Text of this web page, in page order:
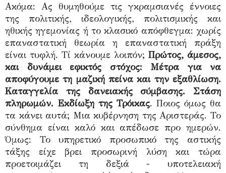
Ακόμα: Ας θυμηθούμε τις γκραμσιανές έννοιες
της πολιτικής, ιδεολογικής, πολιτισμικής και
ηθικής ηγεμονίας ή το κλασικό απόφθεγμα: χωρίς
επαναστατική θεωρία η επαναστατική πράξη
είναι τυφλή. Τί κάνουμε λοιπόν; Πρώτος, άμεσος,
και δυνάμει εφικτός στόχος: Μέτρα για να
αποφύγουμε τη μαζική πείνα και την εξαθλίωση.
Καταγγελία της δανειακής σύμβασης. Στάση
πληρωμών. Εκδίωξη της Τρόικας. Ποιος όμως θα
τα κάνει αυτά; Μια κυβέρνηση της Αριστεράς. Το
σύνθημα είναι καλό και απέδωσε προ ημερών.
Όμως: Το υπηρετικό προσωπικό της αστικής
τάξης είχε βρει προσωρινή λύση και τώρα
προετοιμάζει τη δεξιά - υποτελειακή